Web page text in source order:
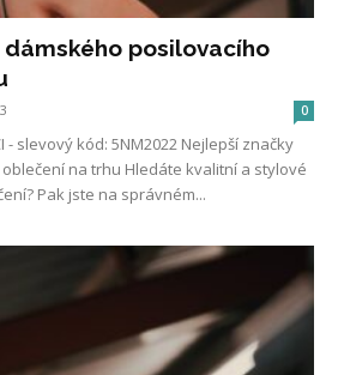
posilovacího
0
- slevový kód: 5NM2022 Nejlepší značky
na trhu Hledáte kvalitní a stylové
Pak jste na správném...